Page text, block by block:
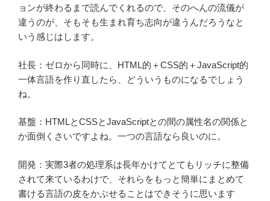
ョンが終わるまで読んでくれるので、そのへんの流儀が
違うのが、そもそも生まれ育ち志向が違うんだろうなと
いう感じはします。
社長：ゼロから同時に、HTML的＋CSS的＋JavaScript的
一体言語を作り直したら、どういうものになるでしょう
ね。
基盤：HTMLとCSSとJavaScriptとの間の属性名の関係と
か面倒くさいですよね。一つの言語なら良いのに。
開発：実際3者の処理系は長年かけてとてもリッチに整備
されて来ているわけで、それらをもっと簡単にまとめて
書ける言語の皮をかぶせることはできそうに思います